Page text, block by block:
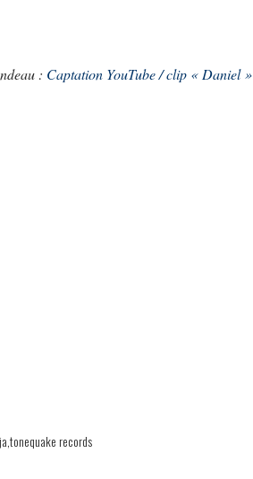
: Captation YouTube / clip « Daniel »
tonequake records